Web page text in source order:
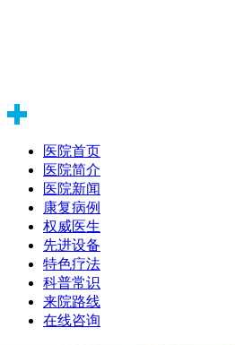
医院首页
医院简介
医院新闻
康复病例
权威医生
先进设备
特色疗法
科普常识
来院路线
在线咨询